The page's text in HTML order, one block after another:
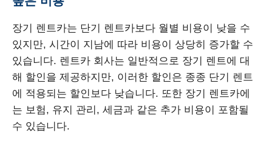
장기 렌트카는 단기 렌트카보다 월별 비용이 낮을 수
있지만, 시간이 지남에 따라 비용이 상당히 증가할 수
있습니다. 렌트카 회사는 일반적으로 장기 렌트에 대
해 할인을 제공하지만, 이러한 할인은 종종 단기 렌트
에 적용되는 할인보다 낮습니다. 또한 장기 렌트카에
는 보험, 유지 관리, 세금과 같은 추가 비용이 포함될
수 있습니다.